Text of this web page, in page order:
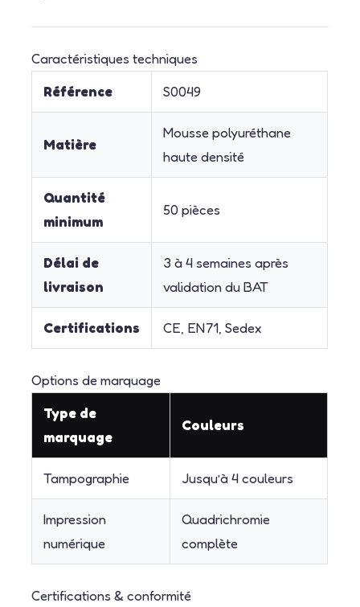
Caractéristiques techniques
Référence
S0049
Matière
Mousse polyuréthane
haute densité
Quantité
minimum
50 pièces
Délai de
livraison
3 à 4 semaines après
validation du BAT
Certifications CE, EN71, Sedex
Options de marquage
Type de
marquage
Couleurs
Tampographie Jusqu’à 4 couleurs
Impression
numérique
Quadrichromie
complète
Certifications & conformité